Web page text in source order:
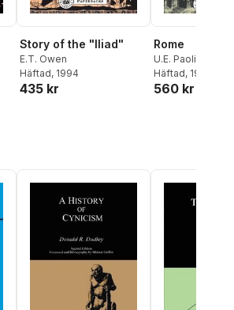
Story of the "Iliad"
E.T. Owen
Häftad, 1994
435 kr
Rome
U.E. Paoli
Häftad, 1996
560 kr